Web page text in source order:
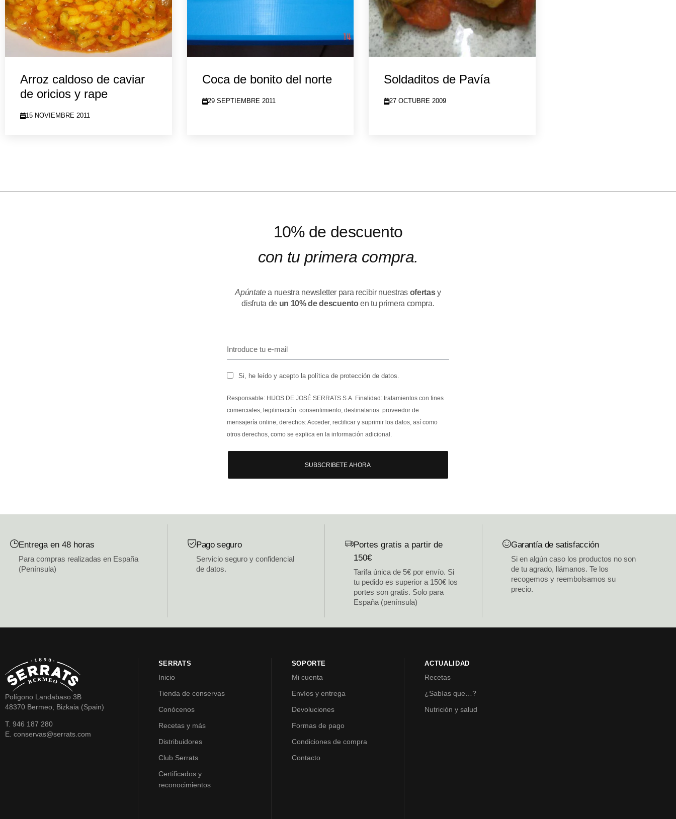
Arroz caldoso de caviar
de oricios y rape
15 NOVIEMBRE 2011
Coca de bonito del norte
29 SEPTIEMBRE 2011
Soldaditos de Pavía
27 OCTUBRE 2009
10% de descuento
con tu primera compra.
Apúntatea nuestra newsletter para recibir nuestras ofertasy
disfruta de un 10% de descuentoen tu primera compra.
Si, he leído y acepto la política de protección de datos.
Responsable: HIJOS DE JOSÉ SERRATS S.A. Finalidad: tratamientos con fines
comerciales, legitimación: consentimiento, destinatarios: proveedor de
mensajería online, derechos: Acceder, rectificar y suprimir los datos, así como
otros derechos, como se explica en la información adicional.
SUBSCRIBETE AHORA
Entrega en 48 horas
Para compras realizadas en España
(Península)
Pago seguro
Servicio seguro y confidencial
de datos.
Portes gratis a partir de
150€
Tarifa única de 5€ por envío. Si
tu pedido es superior a 150€ los
portes son gratis. Solo para
España (península)
Garantía de satisfacción
Si en algún caso los productos no son
de tu agrado, llámanos. Te los
recogemos y reembolsamos su
precio.
Polígono Landabaso 3B
48370 Bermeo, Bizkaia (Spain)
T. 946 187 280
E. conservas@serrats.com
SERRATS
Inicio
Tienda de conservas
Conócenos
Recetas y más
Distribuidores
Club Serrats
Certificados y
reconocimientos
SOPORTE
Mi cuenta
Envíos y entrega
Devoluciones
Formas de pago
Condiciones de compra
Contacto
ACTUALIDAD
Recetas
¿Sabías que…?
Nutrición y salud